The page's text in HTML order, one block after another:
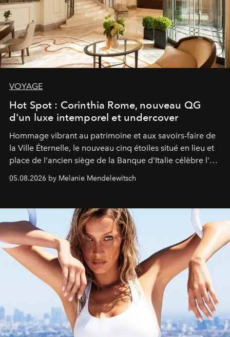
VOYAGE
Hot Spot : Corinthia Rome, nouveau QG
d'un luxe intemporel et undercover
Hommage vibrant au patrimoine et aux savoirs-faire de
la Ville Éternelle, le nouveau cinq étoiles situé en lieu et
place de l'ancien siège de la Banque d'Italie célèbre l'art
de vivre Romain dans toute son élégance intemporelle.
05.08.2026 by Melanie Mendelewitsch